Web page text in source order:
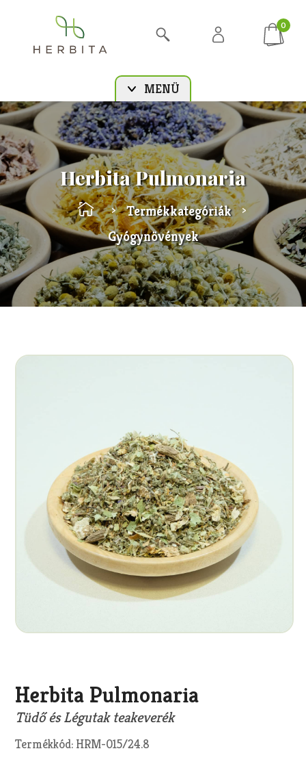
0
MENÜ
Herbita Pulmonaria
> Termékkategóriák >
Gyógynövények
Herbita Pulmonaria
Tüdő és Légutak teakeverék
Termékkód: HRM-015/24.8